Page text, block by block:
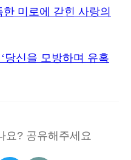
미로에 갇힌 사랑의
당신을 모방하며 유혹
요? 공유해주세요